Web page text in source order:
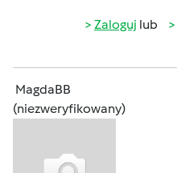
Zaloguj lub
MagdaBB
(niezweryfikowany)